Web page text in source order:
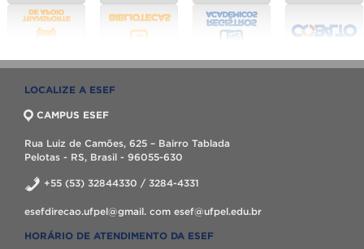
LOCALIZE A ESEF
CAMPUS ESEF
Rua Luiz de Camões, 625 – Bairro Tablada
Pelotas - RS, Brasil - 96055-630
+55 (53) 32844330 / 3284-4331
esefdirecao.ufpel@gmail. com esef@ufpel.edu.br
HORÁRIO DE ATENDIMENTO DA ESEF